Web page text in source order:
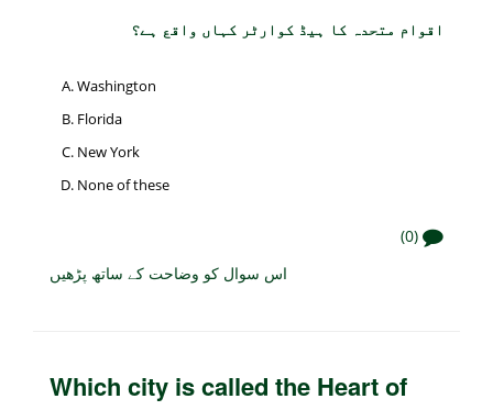
اقوام متحدہ کا ہیڈ کوارٹر کہاں واقع ہے؟
Washington
Florida
New York
None of these
(0)
اس سوال کو وضاحت کے ساتھ پڑھیں
Which city is called the Heart of